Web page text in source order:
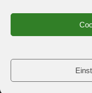
© 2026 Schach-Club